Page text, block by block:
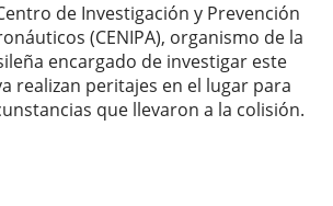
de Investigación y Prevención
(CENIPA), organismo de la
encargado de investigar este
realizan peritajes en el lugar para
que llevaron a la colisión.